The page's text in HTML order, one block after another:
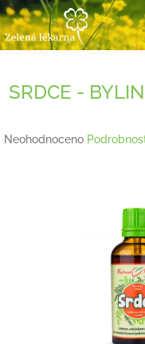
Přejít
na
obsah
SRDCE -
Průměrné
Neohodnoceno